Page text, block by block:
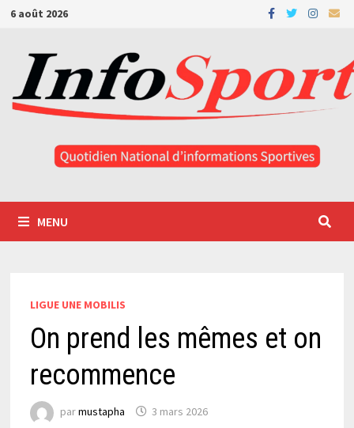
Passer
contenu
6 août 2026
MENU
LIGUE UNE MOBILIS
On prend les mêmes et on
recommence
parmustapha 3 mars 2026